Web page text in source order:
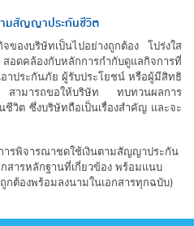
มสัญญาประกันชีวิต
บริษัทเป็นไปอย่างถูกต้อง โปร่งใส
อดคล้องกับหลักการกำกับดูแลกิจการที่
าประกันภัย ผู้รับประโยชน์ หรือผู้มีสิทธิ
สามารถขอให้บริษัท ทบทวนผลการ
วิต ซึ่งบริษัทถือเป็นเรื่องสำคัญ และจะ
พิจารณาชดใช้เงินตามสัญญาประกัน
กสารหลักฐานที่เกี่ยวข้อง พร้อมแนบ
กต้องพร้อมลงนามในเอกสารทุกฉบับ)